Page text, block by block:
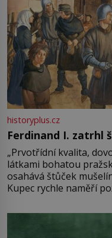
historyplus.cz
Ferdinand I. zatrhl
„Prvotřídní kvalita,
látkami bohatou
osahává štůček
Kupec rychle naměří
milostpaní. Stačí
množství růžového